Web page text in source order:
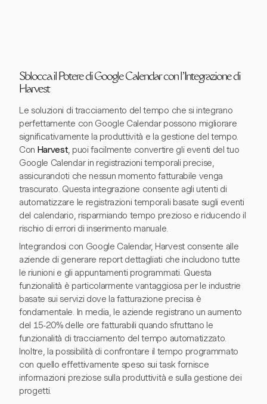
Sblocca il Potere di Google Calendar con l'Integrazione di
Harvest
Le soluzioni di tracciamento del tempo che si integrano
perfettamente con Google Calendar possono migliorare
significativamente la produttività e la gestione del tempo.
Con Harvest, puoi facilmente convertire gli eventi del tuo
Google Calendar in registrazioni temporali precise,
assicurandoti che nessun momento fatturabile venga
trascurato. Questa integrazione consente agli utenti di
automatizzare le registrazioni temporali basate sugli eventi
del calendario, risparmiando tempo prezioso e riducendo il
rischio di errori di inserimento manuale.
Integrandosi con Google Calendar, Harvest consente alle
aziende di generare report dettagliati che includono tutte
le riunioni e gli appuntamenti programmati. Questa
funzionalità è particolarmente vantaggiosa per le industrie
basate sui servizi dove la fatturazione precisa è
fondamentale. In media, le aziende registrano un aumento
del 15-20% delle ore fatturabili quando sfruttano le
funzionalità di tracciamento del tempo automatizzato.
Inoltre, la possibilità di confrontare il tempo programmato
con quello effettivamente speso sui task fornisce
informazioni preziose sulla produttività e sulla gestione dei
progetti.